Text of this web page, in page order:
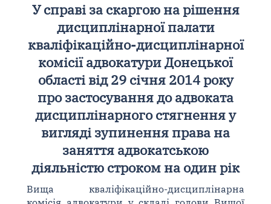
У справі за скаргою на рішення
дисциплінарної палати
кваліфікаційно-дисциплінарної
комісії адвокатури Донецької
області від 29 січня 2014 року
про застосування до адвоката
дисциплінарного стягнення у
вигляді зупинення права на
заняття адвокатською
діяльністю строком на один рік
Вища кваліфікаційно-дисциплінарна